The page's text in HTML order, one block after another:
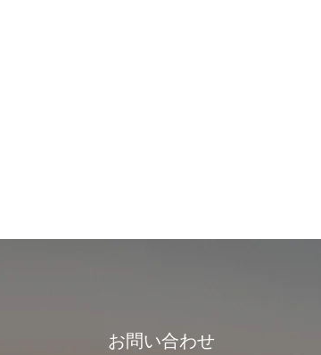
お問い合わせ